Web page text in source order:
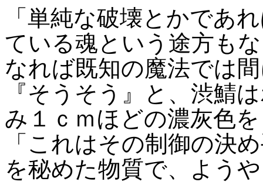
「単純な破壊とかであ
ている魂という途方も
なれば既知の魔法では
『そうそう』と、渋鯖
み１ｃｍほどの濃灰色
「これはその制御の決
を秘めた物質で、よう